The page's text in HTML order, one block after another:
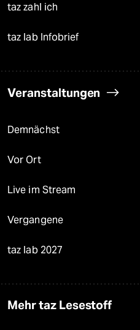
taz zahl ich
taz lab Infobrief
Veranstaltungen
Demnächst
Vor Ort
Live im Stream
Vergangene
taz lab 2027
Mehr taz Lesestoff